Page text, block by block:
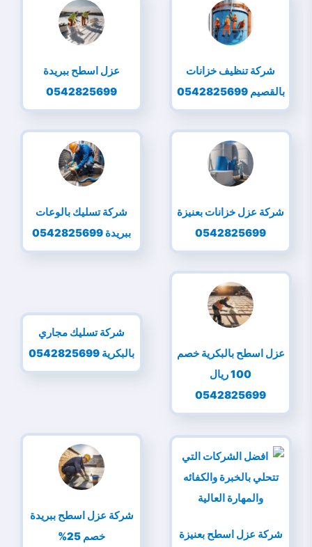
شركة تنظيف خزانات
بالقصيم 0542825699
عزل اسطح ببريدة
0542825699
شركة عزل خزانات بعنيزة
0542825699
شركة تسليك بالوعات
ببريدة 0542825699
عزل اسطح بالبكرية خصم
100 ريال
0542825699
شركة تسليك مجاري
بالبكرية 0542825699
شركة عزل اسطح بعنيزة
شركة عزل اسطح ببريدة
خصم 25%